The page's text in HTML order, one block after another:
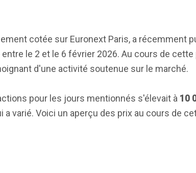
cotée sur Euronext Paris, a récemment
le 2 et le 6 février 2026. Au cours de cette
d'une activité soutenue sur le marché.
pour les jours mentionnés s'élevait à 10
varié. Voici un aperçu des prix au cours de